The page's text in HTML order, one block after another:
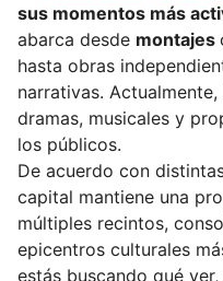
sus momentos más
abarca desde montajes
hasta obras
narrativas.
dramas, musicales y
los públicos.
De acuerdo con
capital mantiene una
múltiples recintos,
epicentros culturales
estás buscando qué